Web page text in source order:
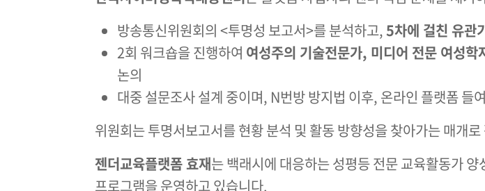
방송통신위원회의 <투명성 보고서>를 분석하고,5차에 걸친 유관
2회 워크숍을 진행하여 여성주의 기술전문가, 미디어 전문 여성학
논의
대중 설문조사 설계 중이며, N번방 방지법 이후, 온라인 플랫폼 들
위원회는 투명서보고서를 현황 분석 및 활동 방향성을 찾아가는 매개
젠더교육플랫폼 효재는 백래시에 대응하는 성평등 전문 교육활동가
프로그램을 운영하고 있습니다.